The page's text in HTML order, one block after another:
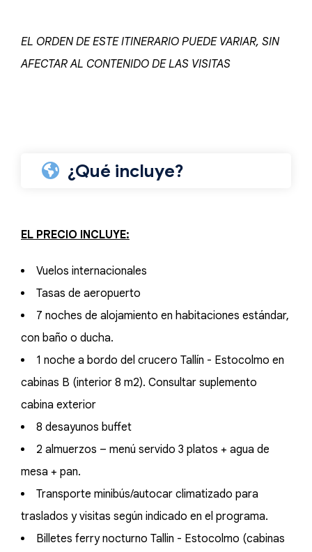
EL ORDEN DE ESTE ITINERARIO PUEDE VARIAR, SIN
AFECTAR AL CONTENIDO DE LAS VISITAS
¿Qué incluye?
EL PRECIO INCLUYE:
Vuelos internacionales
Tasas de aeropuerto
7 noches de alojamiento en habitaciones estándar,
con baño o ducha.
1 noche a bordo del crucero Tallín - Estocolmo en
cabinas B (interior 8 m2). Consultar suplemento
cabina exterior
8 desayunos buffet
2 almuerzos – menú servido 3 platos + agua de
mesa + pan.
Transporte minibús/autocar climatizado para
traslados y visitas según indicado en el programa.
Billetes ferry nocturno Tallin - Estocolmo (cabinas